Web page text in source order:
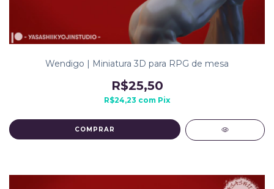
Wendigo | Miniatura 3D para RPG de mesa
R$25,50
R$24,23 com Pix
COMPRAR